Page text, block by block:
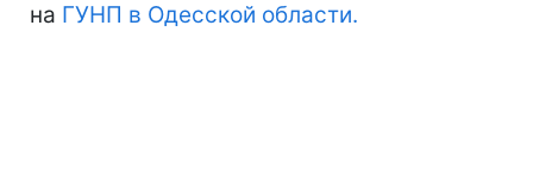
на ГУНП в Одесской области.